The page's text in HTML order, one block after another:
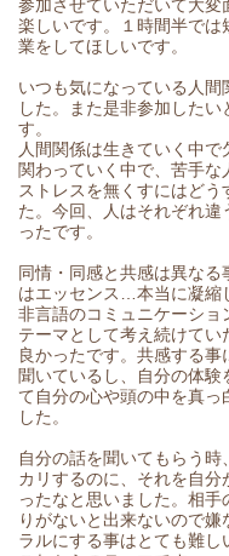
参加させていただいて大変
楽しいです。１時間半で
業をしてほしいです。
いつも気になっている人間
した。また是非参加した
す。
人間関係は生きていく中
関わっていく中で、苦手な
ストレスを無くすにはど
た。今回、人はそれぞれ
ったです。
同情・同感と共感は異な
はエッセンス…本当に凝縮
非言語のコミュニケーシ
テーマとして考え続けて
良かったです。共感する
聞いているし、自分の体
て自分の心や頭の中を真っ
した。
自分の話を聞いてもらう
カリするのに、それを自
ったなと思いました。相
りがないと出来ないので
ラルにする事はとても難